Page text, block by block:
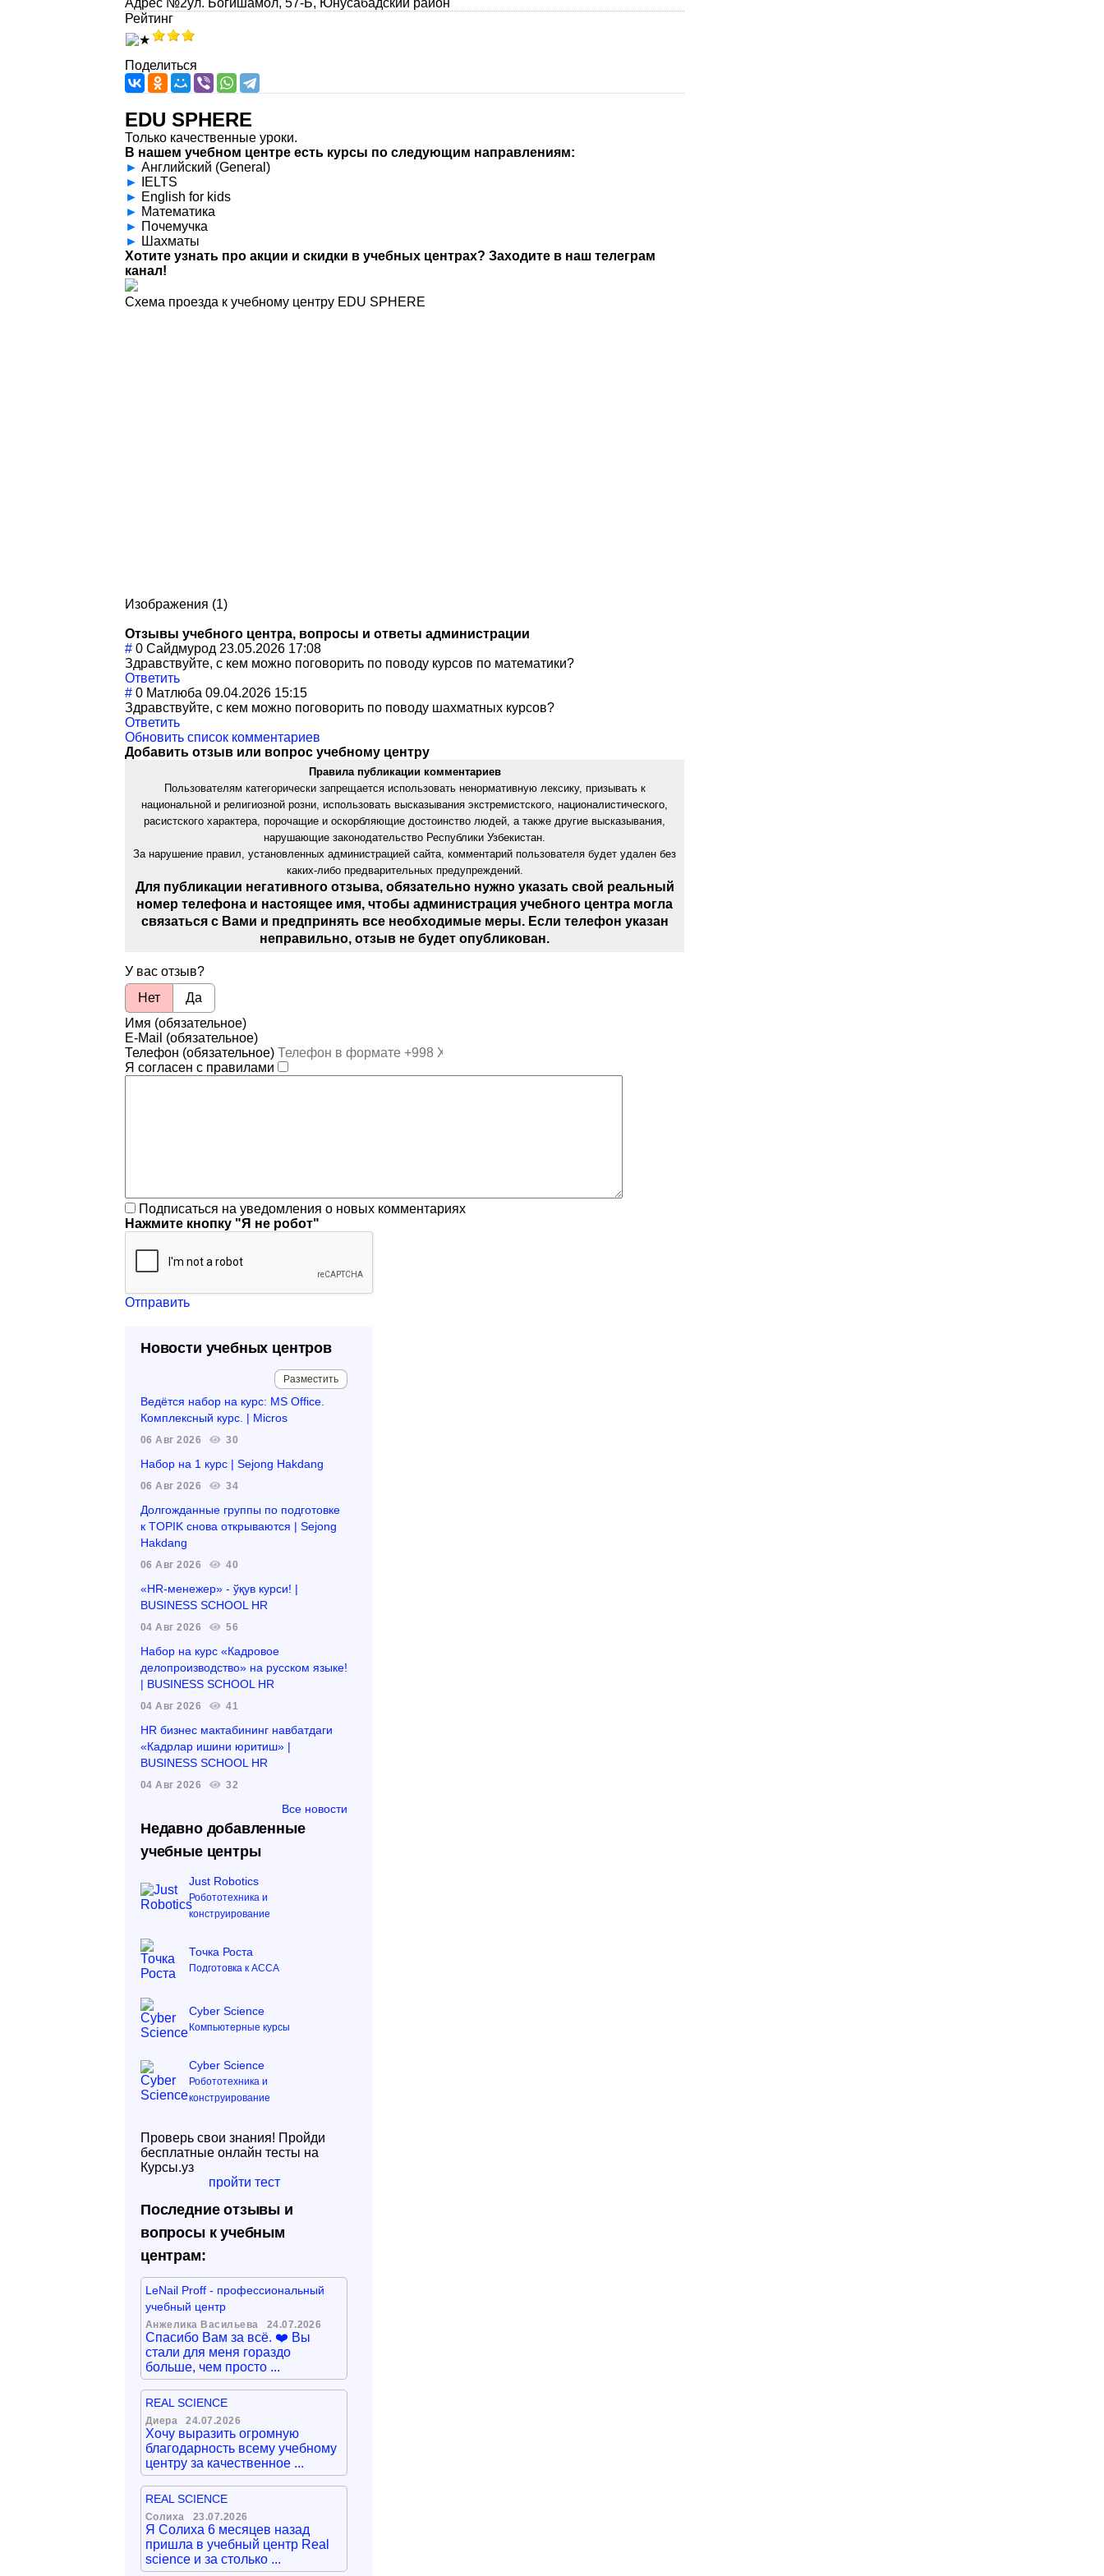
Адрес №2ул. Богишамол, 57-Б, Юнусабадский район
Рейтинг
Поделиться
EDU SPHERE
Только качественные уроки.
В нашем учебном центре есть курсы по следующим направлениям:
► Английский (General)
►
IELTS
► English for kids
► Математика
► Почемучка
► Шахматы
Хотите узнать про акции и скидки в учебных центрах? Заходите в наш телеграм
канал!
Схема проезда к учебному центру EDU SPHERE
Изображения (1)
Отзывы учебного центра, вопросы и ответы администрации
# 0 Сайдмурод 23.05.2026 17:08
Здравствуйте, с кем можно поговорить по поводу курсов по математики?
Ответить
# 0 Матлюба 09.04.2026 15:15
Здравствуйте, с кем можно поговорить по поводу шахматных курсов?
Ответить
Обновить список комментариев
Добавить отзыв или вопрос учебному центру
Правила публикации комментариев
Пользователям категорически запрещается использовать ненормативную лексику, призывать к
национальной и религиозной розни, использовать высказывания экстремистского, националистического,
расистского характера, порочащие и оскорбляющие достоинство людей, а также другие высказывания,
нарушающие законодательство Республики Узбекистан.
За нарушение правил, установленных администрацией сайта, комментарий пользователя будет удален без
каких-либо предварительных предупреждений.
Для публикации негативного отзыва, обязательно нужно указать свой реальный
номер телефона и настоящее имя, чтобы администрация учебного центра могла
связаться с Вами и предпринять все необходимые меры. Если телефон указан
неправильно, отзыв не будет опубликован.
У вас отзыв?
Нет
Да
Имя (обязательное)
E-Mail (обязательное)
Телефон (обязательное)
Я согласен с правилами
Подписаться на уведомления о новых комментариях
Нажмите кнопку "Я не робот"
Отправить
Новости учебных центров
Разместить
Ведётся набор на курс: MS Office.
Комплексный курс. | Micros
06 Авг 2026 30
Набор на 1 курс | Sejong Hakdang
06 Авг 2026 34
Долгожданные группы по подготовке
к TOPIK снова открываются | Sejong
Hakdang
06 Авг 2026 40
«HR-менежер» - ўқув курси! |
BUSINESS SCHOOL HR
04 Авг 2026 56
Набор на курс «Кадровое
делопроизводство» на русском языке!
| BUSINESS SCHOOL HR
04 Авг 2026 41
HR бизнес мактабининг навбатдаги
«Кадрлар ишини юритиш» |
BUSINESS SCHOOL HR
04 Авг 2026 32
Все новости
Недавно добавленные
учебные центры
Just Robotics
Робототехника и
конструирование
Точка Роста
Подготовка к ACCA
Cyber Science
Компьютерные курсы
Cyber Science
Робототехника и
конструирование
Проверь свои знания! Пройди
бесплатные онлайн тесты на
Курсы.уз
пройти тест
Последние отзывы и
вопросы к учебным
центрам:
LeNail Proff - профессиональный
учебный центр
Анжелика Васильева 24.07.2026
Спасибо Вам за всё. ❤️ Вы
стали для меня гораздо
больше, чем просто ...
REAL SCIENCE
Диера 24.07.2026
Хочу выразить огромную
благодарность всему учебному
центру за качественное ...
REAL SCIENCE
Солиха 23.07.2026
Я Солиха 6 месяцев назад
пришла в учебный центр Real
science и за столько ...